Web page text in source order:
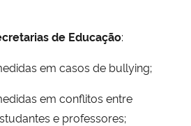
de Educação:
em casos de bullying;
em conflitos entre
e professores;